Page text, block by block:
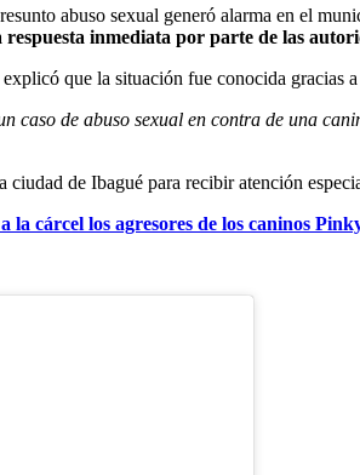
abuso sexual generó alarma en el
inmediata por parte de las
que la situación fue conocida gracias
caso de abuso sexual en contra de una
ciudad de Ibagué para recibir atención
cárcel los agresores de los caninos